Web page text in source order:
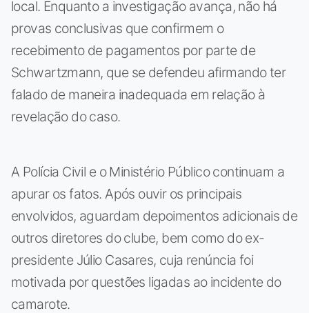
local. Enquanto a investigação avança, não há
provas conclusivas que confirmem o
recebimento de pagamentos por parte de
Schwartzmann, que se defendeu afirmando ter
falado de maneira inadequada em relação à
revelação do caso.
A Polícia Civil e o Ministério Público continuam a
apurar os fatos. Após ouvir os principais
envolvidos, aguardam depoimentos adicionais de
outros diretores do clube, bem como do ex-
presidente Júlio Casares, cuja renúncia foi
motivada por questões ligadas ao incidente do
camarote.